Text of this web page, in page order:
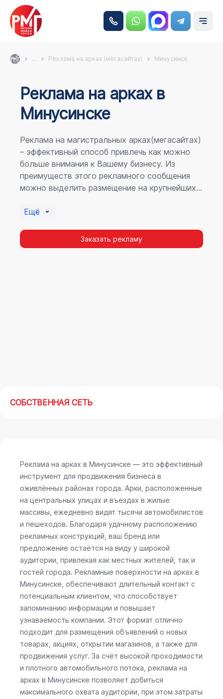
... Реклама на арках (мегасайтах) Минусинск
Реклама на аркаx в
Минусинске
Реклама на магистральных арках(мегасайтах)
– эффективный способ привлечь как можно
больше внимания к Вашему бизнесу. Из
преимуществ этого рекламного сообщения
можно выделить размещение на крупнейших
пешеходному потоку расположение в прямой
повторных контактов.
Ещё
Заказать рекламу
СОБСТВЕННАЯ СЕТЬ
Реклама на арках в Минусинске — это эффективный
инструмент для продвижения бизнеса в
оживлённых районах города. Арки, расположенные
на центральных улицах и въездах в жилые
массивы, ежедневно видят тысячи автомобилистов
и пешеходов. Благодаря удачному расположению
рекламных конструкций, ваш бренд или
предложение остаётся на виду у широкой
аудитории, привлекая как местных жителей, так и
гостей города. Рекламные поверхности на арках в
Минусинске, обеспечивают длительный контакт с
потенциальным клиентом, что способствует
запоминанию информации и повышает
узнаваемость компании. Этот формат отлично
подходит для размещения объявлений о новых
товарах, акциях, открытии магазинов, а также для
продвижения услуг. За счёт высокой проходимости
и плотного автомобильного потока, реклама на
арках в Минусинске позволяет добиться
максимального охвата аудитории, при этом затраты